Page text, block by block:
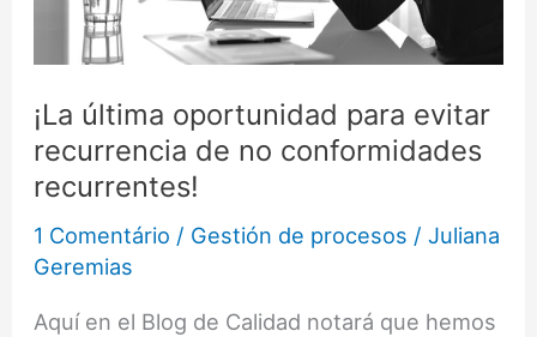
¡La última oportunidad para evitar
recurrencia de no conformidades
recurrentes!
1 Comentário / Gestión de procesos /Juliana
Geremias
Aquí en el Blog de Calidad notará que hemos
conformidades